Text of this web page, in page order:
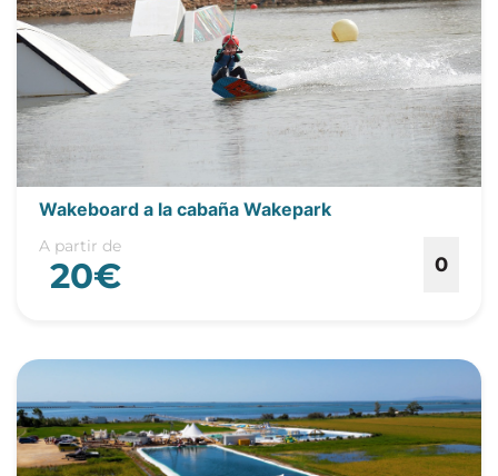
Wakeboard a la cabaña Wakepark
A partir de
20€ 0